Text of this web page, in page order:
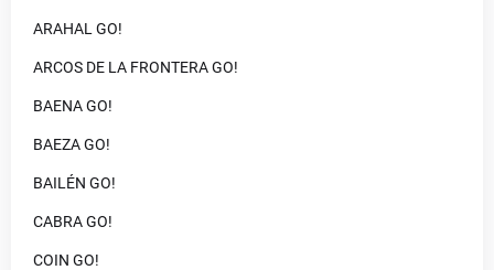
ARAHAL GO!
ARCOS DE LA FRONTERA GO!
BAENA GO!
BAEZA GO!
BAILÉN GO!
CABRA GO!
COIN GO!